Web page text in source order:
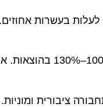
בעשרות אחוזים. על
: סביר לצפות לעלייה
ציבורית ומוניות.